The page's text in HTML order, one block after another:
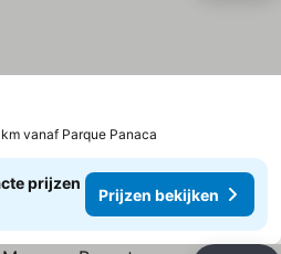
vanaf Parque Panaca
prijzen
Prijzen bekijken